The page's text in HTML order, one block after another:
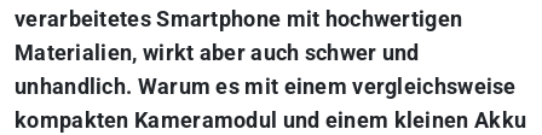
verarbeitetes Smartphone mit hochwertigen
Materialien, wirkt aber auch schwer und
unhandlich. Warum es mit einem vergleichsweise
kompakten Kameramodul und einem kleinen Akku